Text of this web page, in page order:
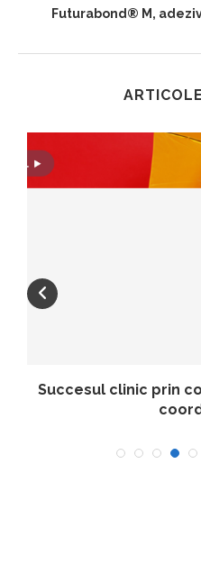
Futurabond® M,
Succesul clinic prin